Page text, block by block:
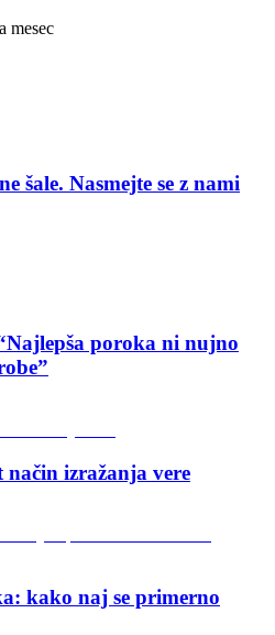
mesec
šale. Nasmejte se z nami
poroka ni nujno
način izražanja vere
kako naj se primerno